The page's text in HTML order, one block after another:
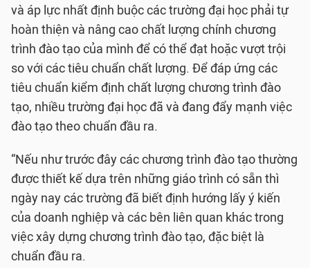
và áp lực nhất định buộc các trường đại học phải tự
hoàn thiện và nâng cao chất lượng chính chương
trình đào tạo của mình để có thể đạt hoặc vượt trội
so với các tiêu chuẩn chất lượng. Để đáp ứng các
tiêu chuẩn kiểm định chất lượng chương trình đào
tạo, nhiều trường đại học đã và đang đẩy mạnh việc
đào tạo theo chuẩn đầu ra.
“Nếu như trước đây các chương trình đào tạo thường
được thiết kế dựa trên những giáo trình có sẵn thì
ngày nay các trường đã biết định hướng lấy ý kiến
của doanh nghiệp và các bên liên quan khác trong
việc xây dựng chương trình đào tạo, đặc biệt là
chuẩn đầu ra.